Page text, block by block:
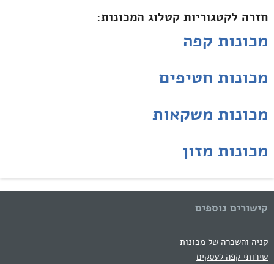
חזרה לקטגוריות קטלוג המכונות:
מכונות קפה
מכונות חטיפים
מכונות משקאות
מכונות מזון
קישורים נוספים
קניה והשכרה של מכונות
שירותי קפה לעסקים